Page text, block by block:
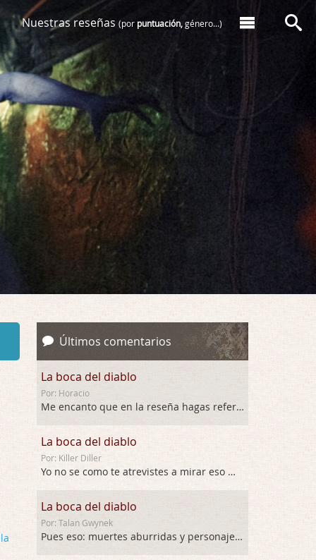
Nuestras reseñas (por puntuación,género...)
Últimos comentarios
La boca del diablo
Por: Horacio
Me encanto que en la reseña hagas referen …
La boca del diablo
Por: Killer Diller
Yo no se como te atrevistes a mirar eso …
La boca del diablo
Por: Talan Gwynek
Pues eso: muertes aburridas y personajes p …